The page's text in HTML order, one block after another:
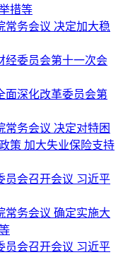
措等
常务会议 决定加大稳
经委员会第十一次会
面深化改革委员会第
常务会议 决定对特困
策 加大失业保险支持
员会召开会议 习近平
常务会议 确定实施大
员会召开会议 习近平